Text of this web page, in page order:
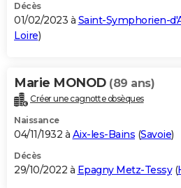
Décès
01/02/2023 à Saint-Symphorien-
Loire)
Marie MONOD (89 ans)
Créer une cagnotte obsèques
Naissance
04/11/1932 à Aix-les-Bains (Savoie)
Décès
29/10/2022 à Epagny Metz-Tessy(